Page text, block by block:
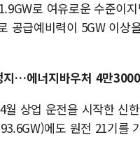
로 여유로운 수준이
공급예비력이 5GW 이상
…에너지바우처 4만
상업 운전을 시작한 신
에도 원전 21기를